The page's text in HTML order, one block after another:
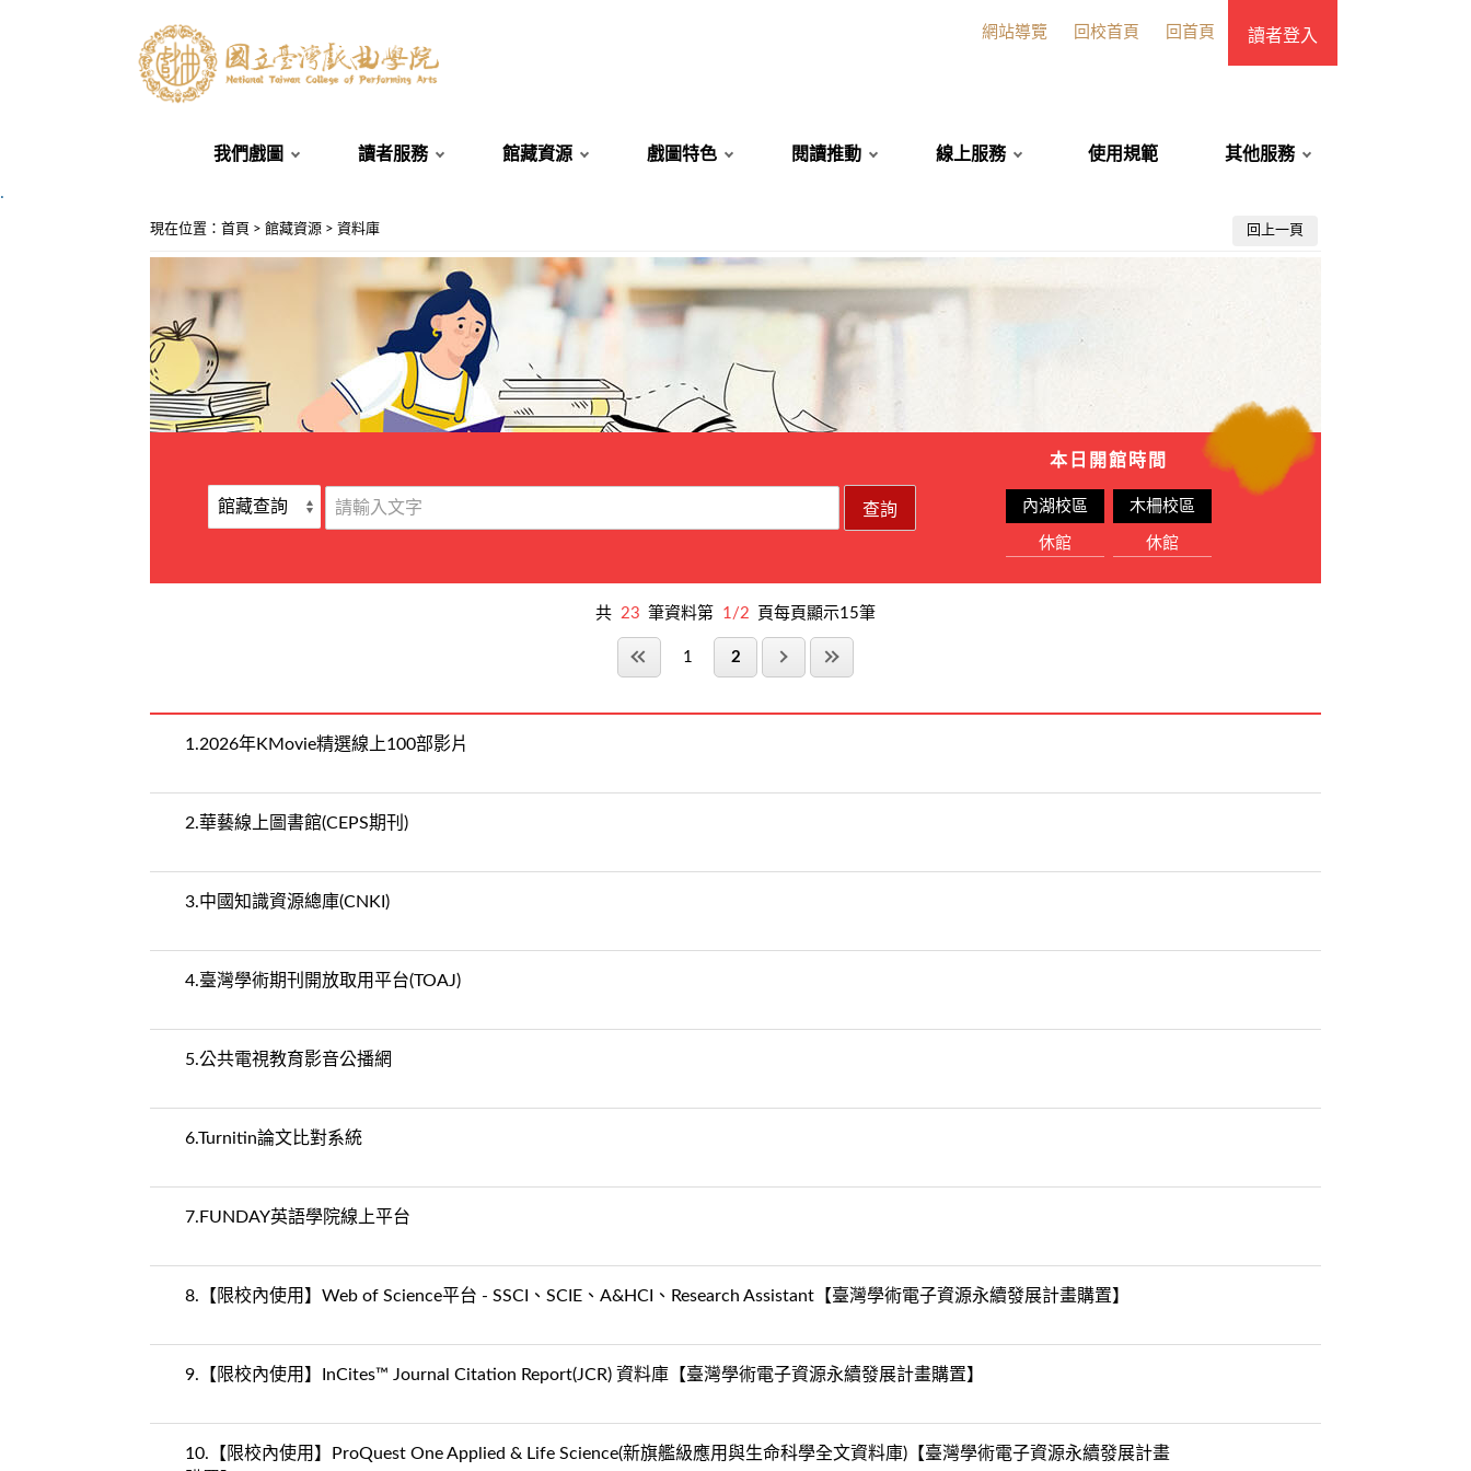
網站導覽 回校首頁 回首頁 讀者登入
我們戲圖 讀者服務 館藏資源 戲圖特色 閱讀推動 線上服務 使用規範 其他服務
.
現在位置 ： 首頁 > 館藏資源 > 資料庫 回上一頁
本日開館時間
內湖校區
休館
木柵校區
休館
共 23 筆資料第 1/2 頁每頁顯示15筆
1 2
1.2026年KMovie精選線上100部影片
2.華藝線上圖書館(CEPS期刊)
3.中國知識資源總庫(CNKI)
4.臺灣學術期刊開放取用平台(TOAJ)
5.公共電視教育影音公播網
6.Turnitin論文比對系統
7. FUNDAY英語學院線上平台
8. 【限校內使用】Web of Science平台 - SSCI、SCIE、A&HCI、Research Assistant【臺灣學術電子資源永續發展計畫購置】
9. 【限校內使用】InCites™ Journal Citation Report(JCR) 資料庫【臺灣學術電子資源永續發展計畫購置】
10. 【限校內使用】ProQuest One Applied & Life Science(新旗艦級應用與生命科學全文資料庫)【臺灣學術電子資源永續發展計畫